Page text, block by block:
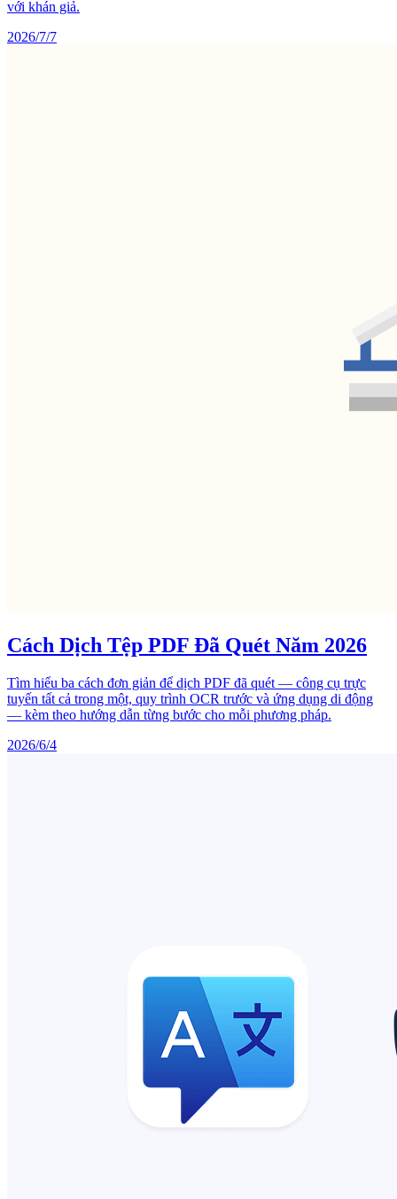
với khán giả.
2026/7/7
Cách Dịch Tệp PDF Đã Quét Năm 2026
Tìm hiểu ba cách đơn giản để dịch PDF đã quét — công cụ trực
tuyến tất cả trong một, quy trình OCR trước và ứng dụng di động
— kèm theo hướng dẫn từng bước cho mỗi phương pháp.
2026/6/4